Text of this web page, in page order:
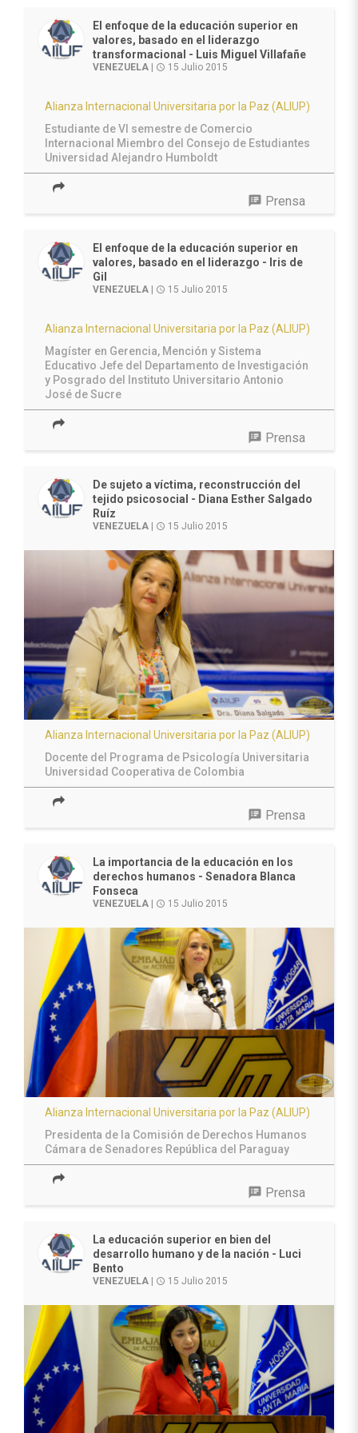
El enfoque de la educación superior en
valores, basado en el liderazgo
transformacional - Luis Miguel Villafañe
VENEZUELA access_time 15 Julio 2015
Alianza Internacional Universitaria por la Paz (ALIUP)
Estudiante de VI semestre de Comercio
Internacional
Miembro del Consejo de Estudiantes
Universidad Alejandro Humboldt
speaker_notes Prensa
El enfoque de la educación superior en
valores, basado en el liderazgo - Iris de
Gil
VENEZUELA access_time 15 Julio 2015
Alianza Internacional Universitaria por la Paz (ALIUP)
Magíster en Gerencia, Mención y Sistema
Educativo Jefe del Departamento de Investigación
y Posgrado del Instituto Universitario Antonio
José de Sucre
speaker_notes Prensa
De sujeto a víctima, reconstrucción del
tejido psicosocial - Diana Esther Salgado
Ruíz
VENEZUELA access_time 15 Julio 2015
Alianza Internacional Universitaria por la Paz (ALIUP)
Docente del Programa de Psicología Universitaria
Universidad Cooperativa de Colombia
speaker_notes Prensa
La importancia de la educación en los
derechos humanos - Senadora Blanca
Fonseca
VENEZUELA | access_time 15 Julio 2015
Alianza Internacional Universitaria por la Paz (ALIUP)
Presidenta de la Comisión de Derechos Humanos
Cámara de Senadores República del Paraguay
speaker_notes Prensa
La educación superior en bien del
desarrollo humano y de la nación - Luci
Bento
VENEZUELA | access_time 15 Julio 2015